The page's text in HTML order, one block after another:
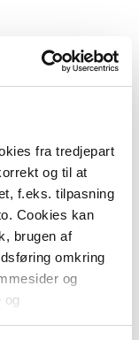
fra tredjepart
og til at
f.eks. tilpasning
Cookies kan
brugen af
omkring
og
og